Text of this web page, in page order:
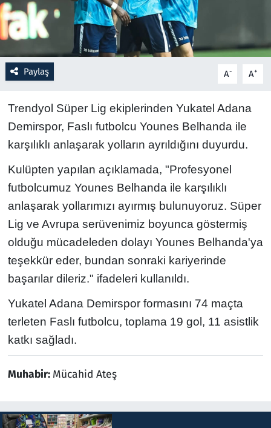
Paylaş A- A+
Trendyol Süper Lig ekiplerinden Yukatel Adana
Demirspor, Faslı futbolcu Younes Belhanda ile
karşılıklı anlaşarak yolların ayrıldığını duyurdu.
Kulüpten yapılan açıklamada, "Profesyonel
futbolcumuz Younes Belhanda ile karşılıklı
anlaşarak yollarımızı ayırmış bulunuyoruz. Süper
Lig ve Avrupa serüvenimiz boyunca göstermiş
olduğu mücadeleden dolayı Younes Belhanda'ya
teşekkür eder, bundan sonraki kariyerinde
başarılar dileriz." ifadeleri kullanıldı.
Yukatel Adana Demirspor formasını 74 maçta
terleten Faslı futbolcu, toplama 19 gol, 11 asistlik
katkı sağladı.
Muhabir: Mücahid Ateş
Resmi İlanlar
Rüya Tabirleri
Sağlık
Seçim 2023
Teknoloji ve Bilim
Televizyon